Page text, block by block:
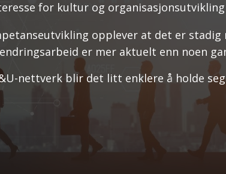
for kultur og organisasjonsutvikling
opplever at det er
er mer aktuelt enn noen
nettverk blir det litt enklere å holde